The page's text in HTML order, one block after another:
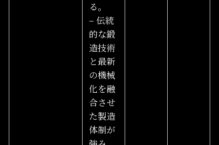
る。
– 伝統
的な鍛
造技術
と最新
の機械
化を融
合させ
た製造
体制が